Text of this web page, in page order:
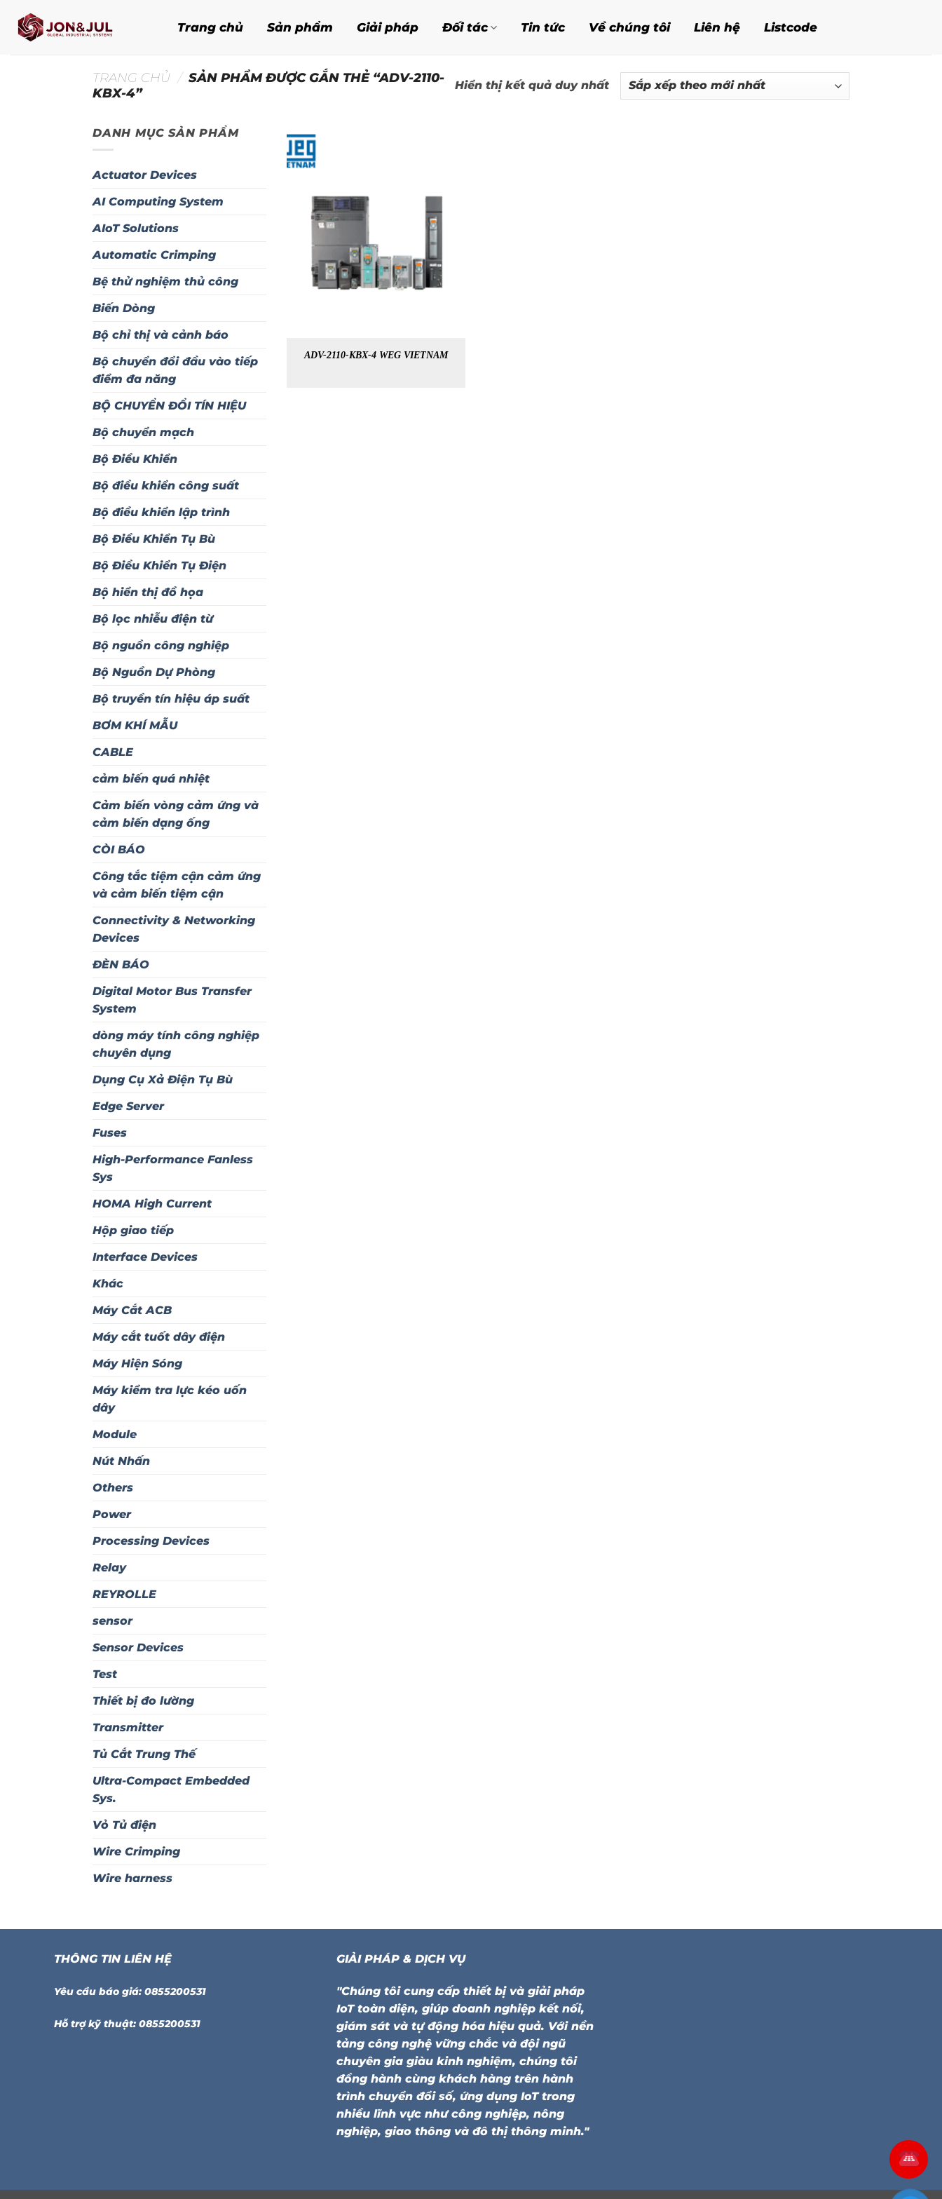
qua
Trang chủ Sản phẩm Giải pháp Đối tác Tin tức Về chúng tôi Liên hệ Listcode
TRANG CHỦ / SẢN PHẨM ĐƯỢC GẮN THẺ “ADV-2110-
KBX-4”
Hiển thị kết quả duy nhất
DANH MỤC SẢN PHẨM
Actuator Devices
AI Computing System
AIoT Solutions
Automatic Crimping
Bệ thử nghiệm thủ công
Biến Dòng
Bộ chỉ thị và cảnh báo
Bộ chuyển đổi đầu vào tiếp
điểm đa năng
BỘ CHUYỂN ĐỔI TÍN HIỆU
Bộ chuyển mạch
Bộ Điều Khiển
Bộ điều khiển công suất
Bộ điều khiển lập trình
Bộ Điều Khiển Tụ Bù
Bộ Điều Khiển Tụ Điện
Bộ hiển thị đồ họa
Bộ lọc nhiễu điện từ
Bộ nguồn công nghiệp
Bộ Nguồn Dự Phòng
Bộ truyền tín hiệu áp suất
BƠM KHÍ MẪU
CABLE
cảm biến quá nhiệt
Cảm biến vòng cảm ứng và
cảm biến dạng ống
CÒI BÁO
Công tắc tiệm cận cảm ứng
và cảm biến tiệm cận
Connectivity & Networking
Devices
ĐÈN BÁO
Digital Motor Bus Transfer
System
dòng máy tính công nghiệp
chuyên dụng
Dụng Cụ Xả Điện Tụ Bù
Edge Server
Fuses
High-Performance Fanless
Sys
HOMA High Current
Hộp giao tiếp
Interface Devices
Khác
Máy Cắt ACB
Máy cắt tuốt dây điện
Máy Hiện Sóng
Máy kiểm tra lực kéo uốn
dây
Module
Nút Nhấn
Others
Power
Processing Devices
Relay
REYROLLE
sensor
Sensor Devices
Test
Thiết bị đo lường
Transmitter
Tủ Cắt Trung Thế
Ultra-Compact Embedded
Sys.
Vỏ Tủ điện
Wire Crimping
Wire harness
ADV-2110-KBX-4 WEG VIETNAM
THÔNG TIN LIÊN HỆ
Yêu cầu báo giá: 0855200531
Hỗ trợ kỹ thuật: 0855200531
GIẢI PHÁP & DỊCH VỤ
"Chúng tôi cung cấp thiết bị và giải pháp
IoT toàn diện, giúp doanh nghiệp kết nối,
giám sát và tự động hóa hiệu quả. Với nền
tảng công nghệ vững chắc và đội ngũ
chuyên gia giàu kinh nghiệm, chúng tôi
đồng hành cùng khách hàng trên hành
trình chuyển đổi số, ứng dụng IoT trong
nhiều lĩnh vực như công nghiệp, nông
nghiệp, giao thông và đô thị thông minh."